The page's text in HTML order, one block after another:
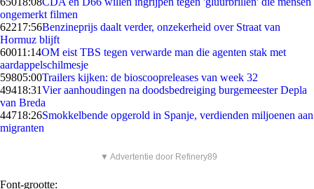
ongemerkt filmen
62217:56Benzineprijs daalt verder, onzekerheid over Straat van
Hormuz blijft
60011:14OM eist TBS tegen verwarde man die agenten stak met
aardappelschilmesje
59805:00Trailers kijken: de bioscoopreleases van week 32
49418:31Vier aanhoudingen na doodsbedreiging burgemeester Depla
van Breda
44718:26Smokkelbende opgerold in Spanje, verdienden miljoenen aan
migranten
▼ Advertentie door Refinery89
Font-grootte: